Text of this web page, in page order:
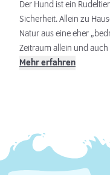
Der Hund ist ein
Sicherheit. Allein zu
Natur aus eine eher
Zeitraum allein und
jedoch mit ein wenig
Mehr erfahren